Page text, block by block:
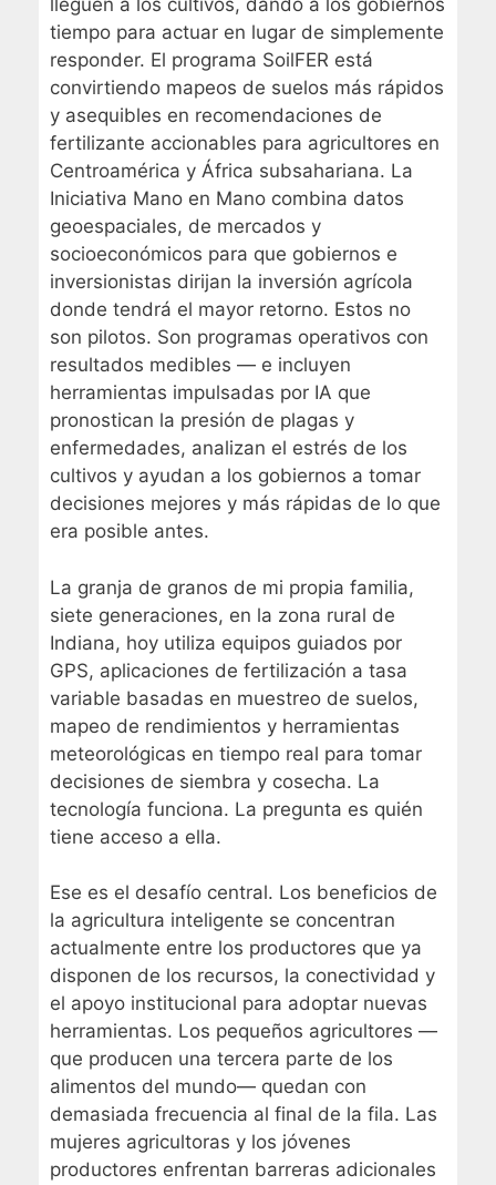
lleguen a los cultivos, dando a los gobiernos
tiempo para actuar en lugar de simplemente
responder. El programa SoilFER está
convirtiendo mapeos de suelos más rápidos
y asequibles en recomendaciones de
fertilizante accionables para agricultores en
Centroamérica y África subsahariana. La
Iniciativa Mano en Mano combina datos
geoespaciales, de mercados y
socioeconómicos para que gobiernos e
inversionistas dirijan la inversión agrícola
donde tendrá el mayor retorno. Estos no
son pilotos. Son programas operativos con
resultados medibles — e incluyen
herramientas impulsadas por IA que
pronostican la presión de plagas y
enfermedades, analizan el estrés de los
cultivos y ayudan a los gobiernos a tomar
decisiones mejores y más rápidas de lo que
era posible antes.
La granja de granos de mi propia familia,
siete generaciones, en la zona rural de
Indiana, hoy utiliza equipos guiados por
GPS, aplicaciones de fertilización a tasa
variable basadas en muestreo de suelos,
mapeo de rendimientos y herramientas
meteorológicas en tiempo real para tomar
decisiones de siembra y cosecha. La
tecnología funciona. La pregunta es quién
tiene acceso a ella.
Ese es el desafío central. Los beneficios de
la agricultura inteligente se concentran
actualmente entre los productores que ya
disponen de los recursos, la conectividad y
el apoyo institucional para adoptar nuevas
herramientas. Los pequeños agricultores —
que producen una tercera parte de los
alimentos del mundo— quedan con
demasiada frecuencia al final de la fila. Las
mujeres agricultoras y los jóvenes
productores enfrentan barreras adicionales